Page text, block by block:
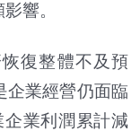
響。
復整體不及預
企業經營仍面臨
業利潤累計減